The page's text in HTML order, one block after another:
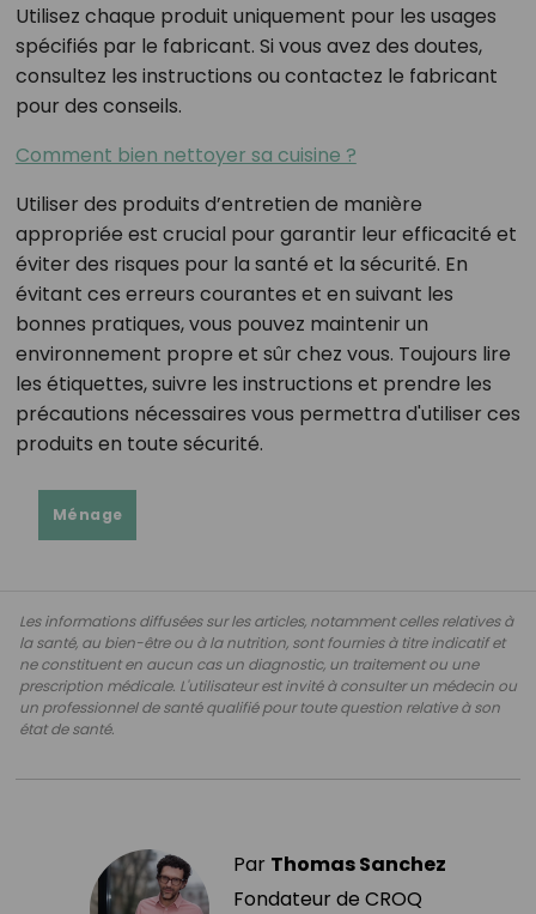
Utilisez chaque produit uniquement pour les usages
spécifiés par le fabricant. Si vous avez des doutes,
consultez les instructions ou contactez le fabricant
pour des conseils.
Comment bien nettoyer sa cuisine ?
Utiliser des produits d’entretien de manière
appropriée est crucial pour garantir leur efficacité et
éviter des risques pour la santé et la sécurité. En
évitant ces erreurs courantes et en suivant les
bonnes pratiques, vous pouvez maintenir un
environnement propre et sûr chez vous. Toujours lire
les étiquettes, suivre les instructions et prendre les
précautions nécessaires vous permettra d'utiliser ces
produits en toute sécurité.
Ménage
Les informations diffusées sur les articles, notamment celles relatives à
la santé, au bien-être ou à la nutrition, sont fournies à titre indicatif et
ne constituent en aucun cas un diagnostic, un traitement ou une
prescription médicale. L'utilisateur est invité à consulter un médecin ou
un professionnel de santé qualifié pour toute question relative à son
état de santé.
Par Thomas Sanchez
Fondateur de CROQ